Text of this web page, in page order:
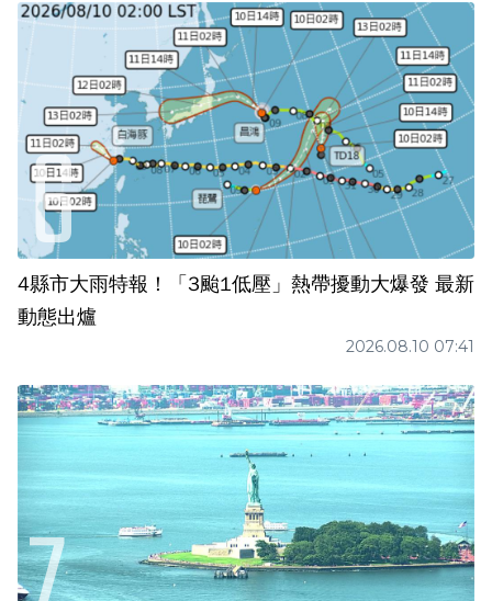
4縣市大雨特報！「3颱1低壓」熱帶擾動大爆發 最新
動態出爐
2026.08.10 07:41